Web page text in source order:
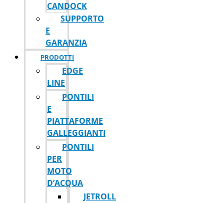
CANDOCK
SUPPORTO
E
GARANZIA
PRODOTTI
EDGE
LINE
PONTILI
E
PIATTAFORME
GALLEGGIANTI
PONTILI
PER
MOTO
D’ACQUA
JETROLL